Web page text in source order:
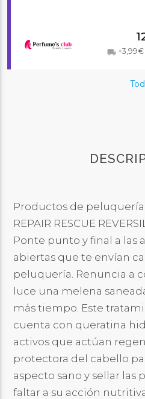
local_shipping+3,99€
Productos de peluquería
REPAIR RESCUE
Ponte punto y final a las
abiertas que te envían
peluquería. Renuncia a
luce una melena
más tiempo. Este
cuenta con queratina
activos que actúan
protectora del cabello
aspecto sano y sellar las
faltar a su acción